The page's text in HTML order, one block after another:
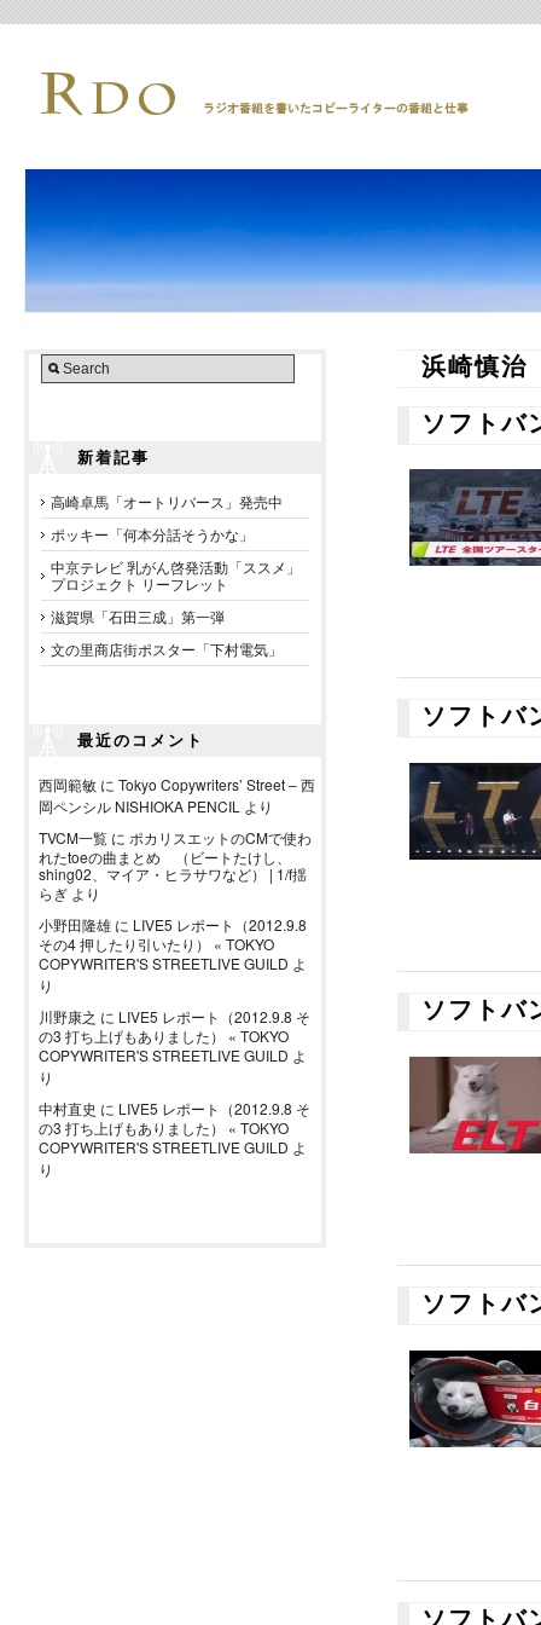
新着記事
高崎卓馬「オートリバース」発売中
ポッキー「何本分話そうかな」
中京テレビ 乳がん啓発活動「ススメ」
プロジェクト リーフレット
滋賀県「石田三成」第一弾
文の里商店街ポスター「下村電気」
最近のコメント
西岡範敏 に Tokyo Copywriters’ Street – 西
岡ペンシル NISHIOKA PENCIL より
TVCM一覧 に ポカリスエットのCMで使わ
れたtoeの曲まとめ （ビートたけし、
shing02、マイア・ヒラサワなど） | 1/f揺
らぎ より
小野田隆雄 に LIVE5 レポート（2012.9.8
その4 押したり引いたり） « TOKYO
COPYWRITER'S STREETLIVE GUILD よ
り
川野康之 に LIVE5 レポート（2012.9.8 そ
の3 打ち上げもありました） « TOKYO
COPYWRITER'S STREETLIVE GUILD よ
り
中村直史 に LIVE5 レポート（2012.9.8 そ
の3 打ち上げもありました） « TOKYO
COPYWRITER'S STREETLIVE GUILD よ
り
浜崎慎治
ソフト
ソフト
ソフトバ
ソフトバ